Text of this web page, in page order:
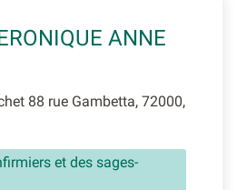
ANNE
88 rue Gambetta, 72000,
et des sages-